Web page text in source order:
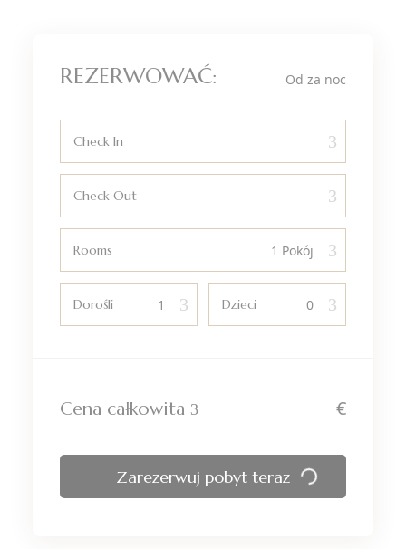
REZERWOWAĆ: Odza noc
Check In
Check Out
Rooms
Dorośli Dzieci
Cena całkowita €
Zarezerwuj pobyt teraz